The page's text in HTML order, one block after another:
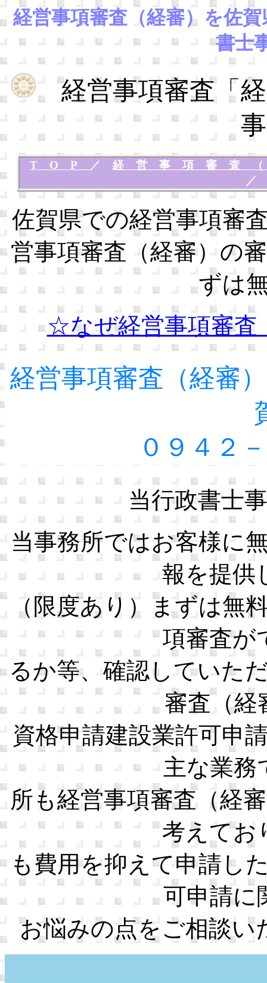
経営事項審査（経審）を佐
書士
経営事項審査「経
TOP ／ 経営事項審査
佐賀県での経営事項審
営事項審査（経審）の
ずは
☆なぜ経営事項審査
経営事項審査（経審
０９４２
当行政書士
当事務所ではお客様に
報を提供
（限度あり）まずは無
項審査が
るか等、確認していた
審査（経
資格申請建設業許可申
主な業務
所も経営事項審査（経
考えてお
も費用を抑えて申請し
可申請に
お悩みの点をご相談い